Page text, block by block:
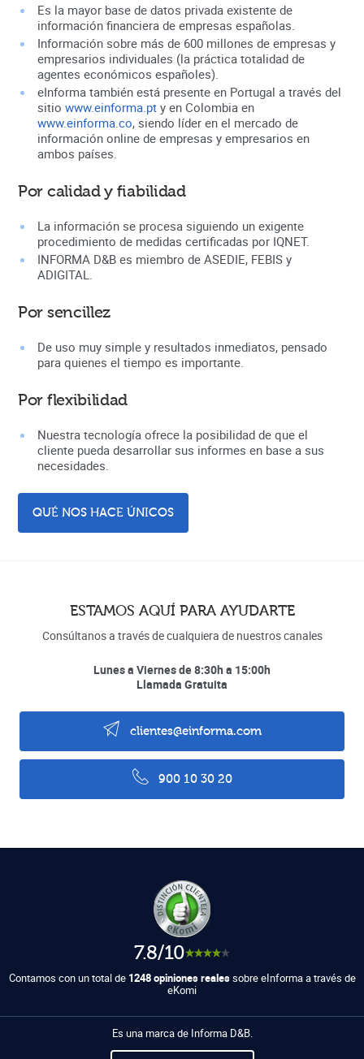
Es la mayor base de datos privada existente de
información financiera de empresas españolas.
Información sobre más de 600 millones de empresas y
empresarios individuales (la práctica totalidad de
agentes económicos españoles).
eInforma también está presente en Portugal a través del
sitio www.einforma.pt y en Colombia en
www.einforma.co, siendo líder en el mercado de
información online de empresas y empresarios en
ambos países.
Por calidad y fiabilidad
La información se procesa siguiendo un exigente
procedimiento de medidas certificadas por IQNET.
INFORMA D&B es miembro de ASEDIE, FEBIS y
ADIGITAL.
Por sencillez
De uso muy simple y resultados inmediatos, pensado
para quienes el tiempo es importante.
Por flexibilidad
Nuestra tecnología ofrece la posibilidad de que el
cliente pueda desarrollar sus informes en base a sus
necesidades.
QUÉ NOS HACE ÚNICOS
ESTAMOS AQUÍ PARA AYUDARTE
Consúltanos a través de cualquiera de nuestros canales
Lunes a Viernes de 8:30h a 15:00h
Llamada Gratuita
clientes@einforma.com
900 10 30 20
7.8/10
Contamos con un total de 1248 opiniones realessobre eInforma a través de
eKomi
Es una marca de Informa D&B.